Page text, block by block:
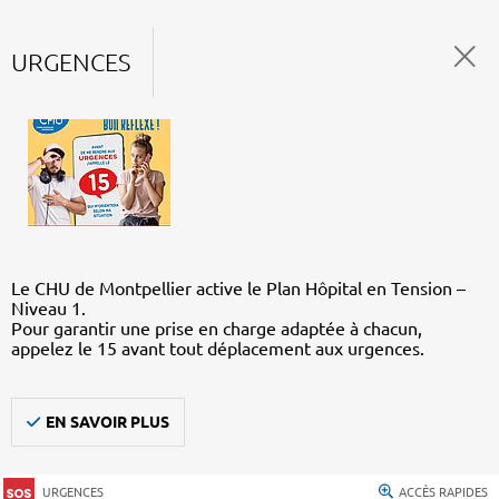
URGENCES
Le CHU de Montpellier active le Plan Hôpital en Tension –
Niveau 1.
Pour garantir une prise en charge adaptée à chacun,
appelez le 15 avant tout déplacement aux urgences.
EN SAVOIR PLUS
URGENCES ACCÈS RAPIDES